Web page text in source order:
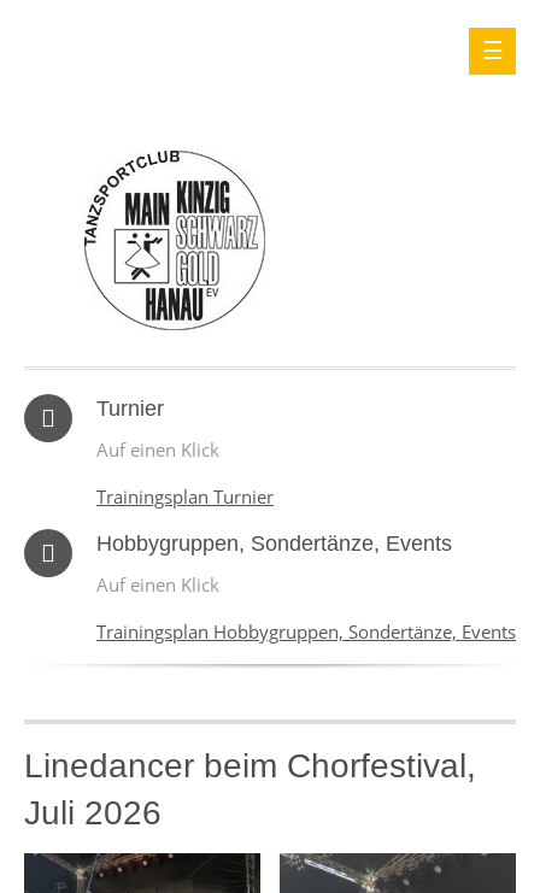
Turnier
Auf einen Klick
Trainingsplan Turnier
Hobbygruppen, Sondertänze, Events
Auf einen Klick
Trainingsplan Hobbygruppen, Sondertänze, Events
Linedancer beim Chorfestival,
Juli 2026